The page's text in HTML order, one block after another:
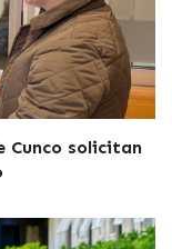
Cunco solicitan